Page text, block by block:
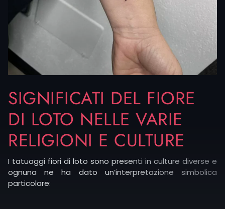
SIGNIFICATI DEL FIORE
DI LOTO NELLE VARIE
RELIGIONI E CULTURE
I tatuaggi fiori di loto sono presenti in culture diverse e
ognuna ne ha dato un’interpretazione simbolica
particolare: